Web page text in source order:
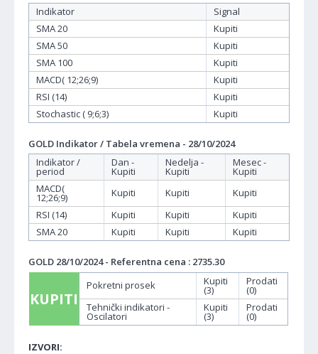
Indikator
Signal
SMA 20
Kupiti
SMA 50
Kupiti
SMA 100
Kupiti
MACD( 12;26;9)
Kupiti
RSI (14)
Kupiti
Stochastic ( 9;6;3)
Kupiti
GOLD Indikator / Tabela vremena - 28/10/2024
Indikator /
period
Dan -
Kupiti
Nedelja -
Kupiti
Mesec -
Kupiti
MACD(
12;26;9) Kupiti Kupiti
Kupiti
RSI (14)
Kupiti Kupiti
Kupiti
SMA 20
Kupiti Kupiti Kupiti
GOLD 28/10/2024 - Referentna cena : 2735.30
KUPITI
Pokretni prosek Kupiti
(3)
Prodati
(0)
Tehnički indikatori -
Oscilatori
Kupiti
(3)
Prodati
(0)
IZVORI: